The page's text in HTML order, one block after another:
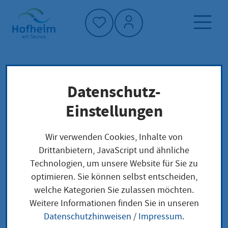
Startseite"
Dienstleistung-Finder
Lokale Anliegen
Einen gegenständlich beschränkten
gemeinschaftlichen Teilerbschein beantragen
als Vor- bzw. Nacherbe
Einen gegenständlich
beschränkten
Datenschutz-
Einstellungen
Wir verwenden Cookies, Inhalte von
Drittanbietern, JavaScript und ähnliche
Technologien, um unsere Website für Sie zu
optimieren. Sie können selbst entscheiden,
welche Kategorien Sie zulassen möchten.
Weitere Informationen finden Sie in unseren
Datenschutzhinweisen / Impressum.